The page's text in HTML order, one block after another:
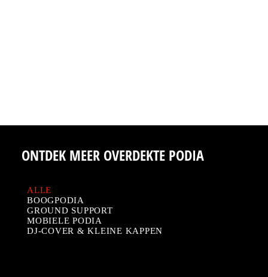
ONTDEK MEER OVERDEKTE PODIA
ALLE
BOOGPODIA
GROUND SUPPORT
MOBIELE PODIA
DJ-COVER & KLEINE KAPPEN